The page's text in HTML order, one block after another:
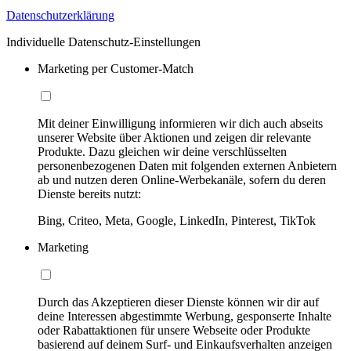
Datenschutzerklärung
Individuelle Datenschutz-Einstellungen
Marketing per Customer-Match
Mit deiner Einwilligung informieren wir dich auch abseits
unserer Website über Aktionen und zeigen dir relevante
Produkte. Dazu gleichen wir deine verschlüsselten
personenbezogenen Daten mit folgenden externen Anbietern
ab und nutzen deren Online-Werbekanäle, sofern du deren
Dienste bereits nutzt:
Bing, Criteo, Meta, Google, LinkedIn, Pinterest, TikTok
Marketing
Durch das Akzeptieren dieser Dienste können wir dir auf
deine Interessen abgestimmte Werbung, gesponserte Inhalte
oder Rabattaktionen für unsere Webseite oder Produkte
basierend auf deinem Surf- und Einkaufsverhalten anzeigen